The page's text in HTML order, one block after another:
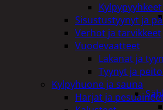
Sisustustyynyt ja
Verhot ja tarvikkeet
Vuodevaatteet
Lakanat ja
Tyynyt ja
Kylpyhuone ja sauna
Harjat ja